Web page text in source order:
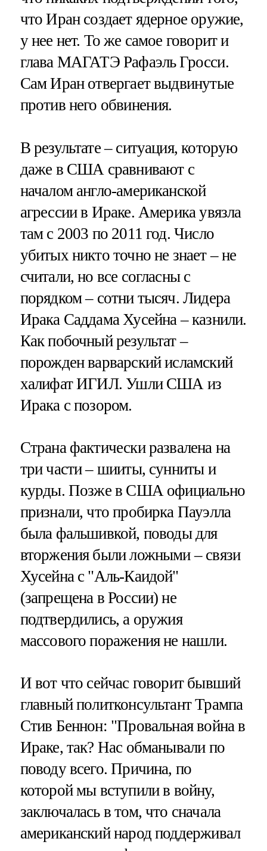
что Иран создает ядерное оружие,
у нее нет. То же самое говорит и
глава МАГАТЭ Рафаэль Гросси.
Сам Иран отвергает выдвинутые
против него обвинения.
В результате – ситуация, которую
даже в США сравнивают с
началом англо-американской
агрессии в Ираке. Америка увязла
там с 2003 по 2011 год. Число
убитых никто точно не знает – не
считали, но все согласны с
порядком – сотни тысяч. Лидера
Ирака Саддама Хусейна – казнили.
Как побочный результат –
порожден варварский исламский
халифат ИГИЛ. Ушли США из
Ирака с позором.
Страна фактически развалена на
три части – шииты, сунниты и
курды. Позже в США официально
признали, что пробирка Пауэлла
была фальшивкой, поводы для
вторжения были ложными – связи
Хусейна с "Аль-Каидой"
(запрещена в России) не
подтвердились, а оружия
массового поражения не нашли.
И вот что сейчас говорит бывший
главный политконсультант Трампа
Стив Беннон: "Провальная война в
Ираке, так? Нас обманывали по
поводу всего. Причина, по
которой мы вступили в войну,
заключалась в том, что сначала
американский народ поддерживал